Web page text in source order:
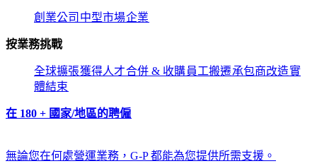
創業公司​​ 中型市場​​企業​​
按業務挑戰​​
全球擴張​​獲得人才​​合併 & 收購​​員工搬遷​​承包商改造​​實
體結束​​
在 180 + 國家/地區的聘僱​​
無論您在何處營運業務，G-P 都能為您提供所需支援。​​